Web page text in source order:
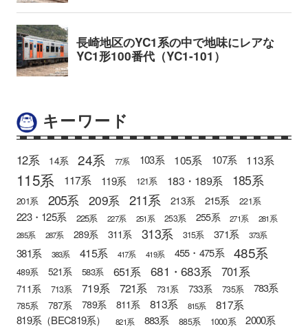
キーワード
12系 14系 24系 77系 103系 105系 107系 113系
115系 117系 119系 121系 183・189系 185系
201系 205系 209系 211系 213系 215系 221系
223・125系 225系 227系 251系 253系 255系 271系
281系
285系
287系 289系 311系 313系 315系 371系 373系
381系 383系 415系 417系 419系 455・475系 485系
489系 521系 583系 651系 681・683系 701系
711系 713系 719系 721系 731系 733系 735系 783系
785系 787系 789系 811系 813系 815系 817系
819系（BEC819系） 821系 883系 885系 1000系 2000系